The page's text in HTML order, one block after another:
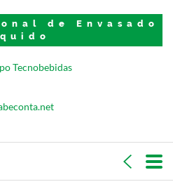
de Envasado